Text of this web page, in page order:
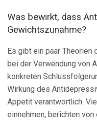
Was bewirkt, dass
Gewichtszunahme?
Es gibt ein paar Theorien
bei der Verwendung von
konkreten
Wirkung des
Appetit verantwortlich.
einnehmen, berichten von